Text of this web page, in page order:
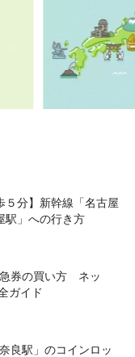
５分】新幹線「名古屋
駅」への行き方
急券の買い方 ネッ
ガイド
良駅」のコインロッ